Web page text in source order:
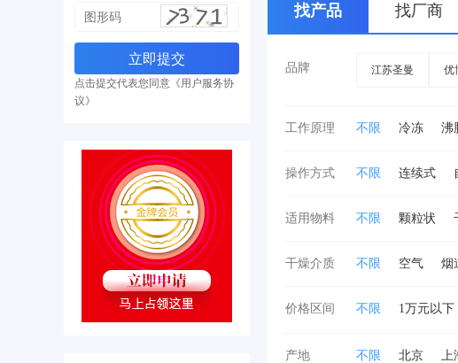
点击提交代表您同意《用户服务协
议》
找产品 找厂商
品牌 江苏圣曼 优
工作原理 不限 冷冻 沸
操作方式 不限 连续式
适用物料 不限 颗粒状
干燥介质 不限 空气 烟
价格区间 不限 1万元以下
产地 不限 北京